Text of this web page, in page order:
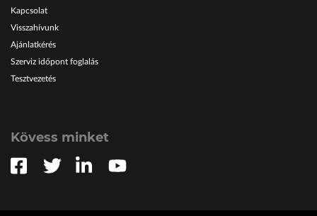
Kapcsolat
Visszahívunk
Ajánlatkérés
Szerviz időpont foglalás
Tesztvezetés
Kövess minket